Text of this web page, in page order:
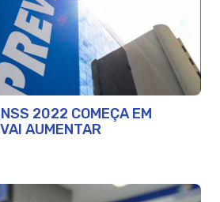
2022 COMEÇA EM
AUMENTAR